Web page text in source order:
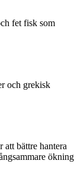
fet fisk som
och grekisk
bättre hantera
ökning